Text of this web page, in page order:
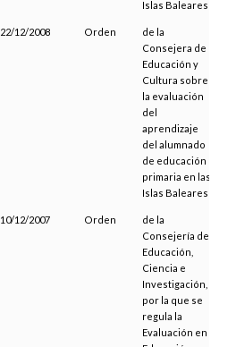
Islas Baleares
22/12/2008 Orden
de la
Consejera de
Educación y
Cultura sobre
la evaluación
del
aprendizaje
del alumnado
de educación
primaria en las
Islas Baleares
10/12/2007 Orden
de la
Consejería de
Educación,
Ciencia e
Investigación,
por la que se
regula la
Evaluación en